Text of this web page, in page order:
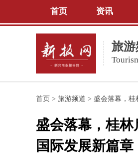
首页 资讯
旅游
首页 > 旅游频道 > 盛会落幕，桂
盛会落幕，桂
国际发展新篇章